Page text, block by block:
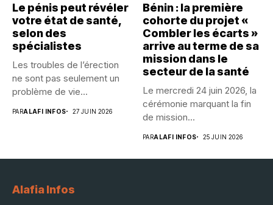
Le pénis peut révéler
votre état de santé,
selon des
spécialistes
Les troubles de l’érection
ne sont pas seulement un
problème de vie...
PARALAFI INFOS 27 JUIN 2026
Bénin : la première
cohorte du projet «
Combler les écarts »
arrive au terme de sa
mission dans le
secteur de la santé
Le mercredi 24 juin 2026, la
cérémonie marquant la fin
de mission...
PARALAFI INFOS 25 JUIN 2026
Alafia Infos